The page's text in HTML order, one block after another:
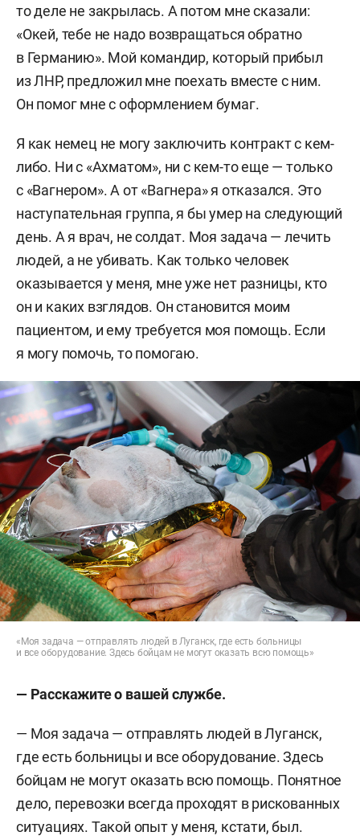
то деле не закрылась. А потом мне сказали:
«Окей, тебе не надо возвращаться обратно
в Германию». Мой командир, который прибыл
из ЛНР, предложил мне поехать вместе с ним.
Он помог мне с оформлением бумаг.
Я как немец не могу заключить контракт с кем-
либо. Ни с «Ахматом», ни с кем-то еще — только
с «Вагнером». А от «Вагнера» я отказался. Это
наступательная группа, я бы умер на следующий
день. А я врач, не солдат. Моя задача — лечить
людей, а не убивать. Как только человек
оказывается у меня, мне уже нет разницы, кто
он и каких взглядов. Он становится моим
пациентом, и ему требуется моя помощь. Если
я могу помочь, то помогаю.
«Моя задача — отправлять людей в Луганск, где есть больницы
и все оборудование. Здесь бойцам не могут оказать всю помощь»
— Расскажите о вашей службе.
— Моя задача — отправлять людей в Луганск,
где есть больницы и все оборудование. Здесь
бойцам не могут оказать всю помощь. Понятное
дело, перевозки всегда проходят в рискованных
ситуациях. Такой опыт у меня, кстати, был.